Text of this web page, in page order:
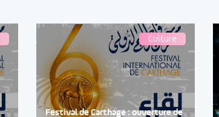
Culture
Festival de Carthage : ouverture de